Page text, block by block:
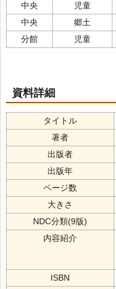
中央
児童
中央
郷土
分館
児童
資料詳細
タイトル
著者
出版者
出版年
ページ数
大きさ
NDC分類(9版)
内容紹介
ISBN